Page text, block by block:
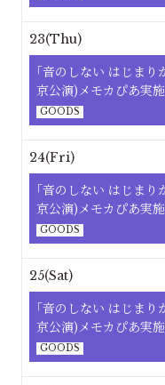
23(Thu)
｢⾳のしない はじまり
京公演)メモカぴあ実
GOODS
24(Fri)
｢⾳のしない はじまり
京公演)メモカぴあ実
GOODS
25(Sat)
｢⾳のしない はじまり
京公演)メモカぴあ実
GOODS